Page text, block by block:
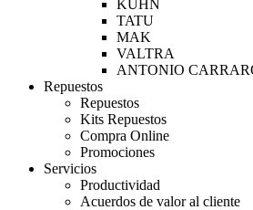
KUHN
TATU
MAK
VALTRA
ANTONIO
Repuestos
Repuestos
Kits Repuestos
Compra Online
Promociones
Servicios
Productividad
Acuerdos de valor al cliente